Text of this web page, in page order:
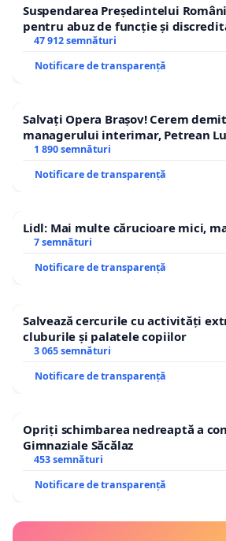
Suspendarea Președintelui
pentru abuz de funcție și
47 912 semnături
Notificare de transparență
Salvați Opera Brașov! Cerem
managerului interimar, Petrean
1 890 semnături
Notificare de transparență
Lidl: Mai multe cărucioare mici,
7 semnături
Notificare de transparență
Salvează cercurile cu activități
cluburile și palatele copiilor
3 065 semnături
Notificare de transparență
Opriți schimbarea nedreaptă a
Gimnaziale Săcălaz
453 semnături
Notificare de transparență